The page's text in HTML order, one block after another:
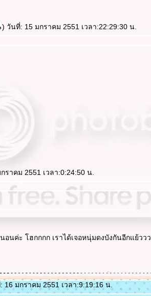
) วันที่: 15 มกราคม 2551 เวลา:22:29:30 น.
ราคม 2551 เวลา:0:24:50 น.
ค่ะ โฮกกกก เราได้เจอหนุ่มดงบังกันอีกแย้ววว
16 มกราคม 2551 เวลา:9:19:16 น.